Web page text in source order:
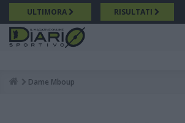
Salta
al
contenuto
principale
ULTIMORA RISULTATI
Breadcrumb
Dame Mboup